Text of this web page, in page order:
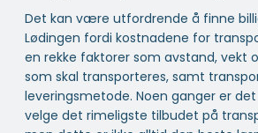
Det kan være utfordrende å finne
Lødingen fordi kostnadene for
en rekke faktorer som avstand, vekt
som skal transporteres, samt
leveringsmetode. Noen ganger er
velge det rimeligste tilbudet på